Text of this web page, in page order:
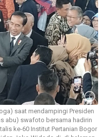
saat mendampingi Presiden
abu) swafoto bersama hadirin
ke-60 Institut Pertanian Bogor